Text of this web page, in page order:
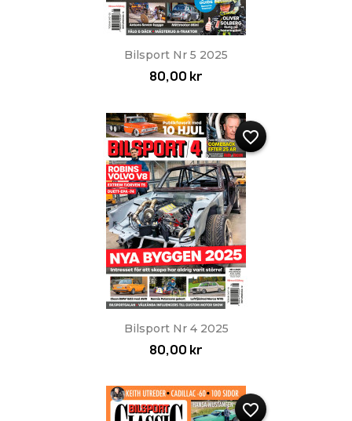
Bilsport Nr 5 2025
80,00 kr
Bilsport Nr 4 2025
80,00 kr
favorite_border
favorite_border